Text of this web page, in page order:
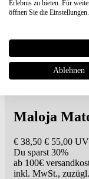
Maloja
€ 38,50 € 55,00
Du sparst 30%
ab 100€
inkl. MwSt., zuzügl.
Erlebnis zu bieten. Für
öffnen Sie die Einstellungen.
Ablehnen